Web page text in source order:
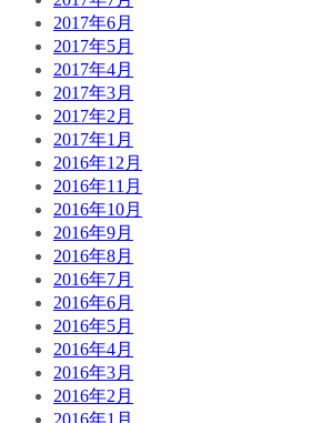
2017年6月
2017年5月
2017年4月
2017年3月
2017年2月
2017年1月
2016年12月
2016年11月
2016年10月
2016年9月
2016年8月
2016年7月
2016年6月
2016年5月
2016年4月
2016年3月
2016年2月